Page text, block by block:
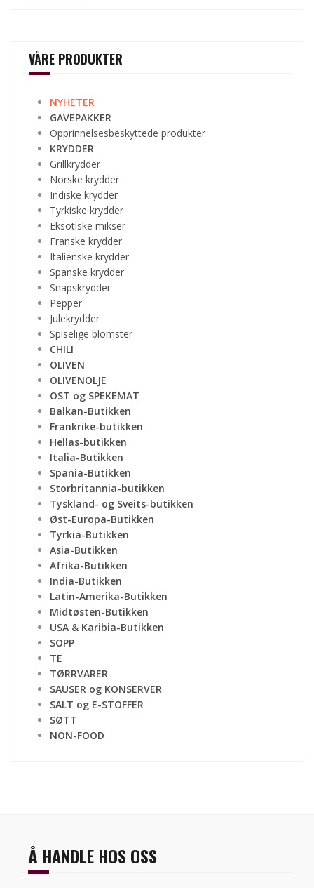
VÅRE PRODUKTER
NYHETER
GAVEPAKKER
Opprinnelsesbeskyttede produkter
KRYDDER
Grillkrydder
Norske krydder
Indiske krydder
Tyrkiske krydder
Eksotiske mikser
Franske krydder
Italienske krydder
Spanske krydder
Snapskrydder
Pepper
Julekrydder
Spiselige blomster
CHILI
OLIVEN
OLIVENOLJE
OST og SPEKEMAT
Balkan-Butikken
Frankrike-butikken
Hellas-butikken
Italia-Butikken
Spania-Butikken
Storbritannia-butikken
Tyskland- og Sveits-butikken
Øst-Europa-Butikken
Tyrkia-Butikken
Asia-Butikken
Afrika-Butikken
India-Butikken
Latin-Amerika-Butikken
Midtøsten-Butikken
USA & Karibia-Butikken
SOPP
TE
TØRRVARER
SAUSER og KONSERVER
SALT og E-STOFFER
SØTT
NON-FOOD
Å HANDLE HOS OSS